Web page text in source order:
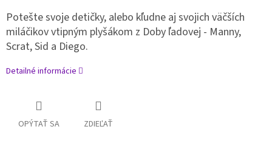
Potešte svoje detičky, alebo kľudne aj svojich väčších
miláčikov vtipným plyšákom z Doby ľadovej - Manny,
Scrat, Sid a Diego.
Detailné informácie
OPÝTAŤ SA ZDIEĽAŤ